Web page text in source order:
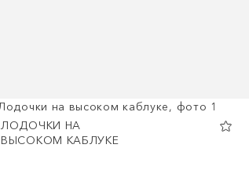
ЛОДОЧКИ НА
ВЫСОКОМ КАБЛУКЕ